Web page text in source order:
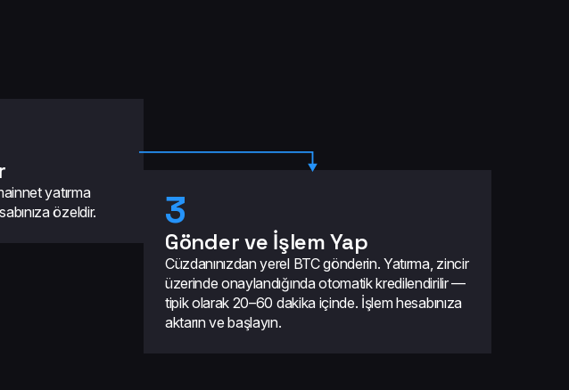
yatırma
özeldir.
3
Gönder ve İşlem Yap
Cüzdanınızdan yerel BTC gönderin. Yatırma, zincir
üzerinde onaylandığında otomatik kredilendirilir —
tipik olarak 20–60 dakika içinde. İşlem hesabınıza
aktarın ve başlayın.